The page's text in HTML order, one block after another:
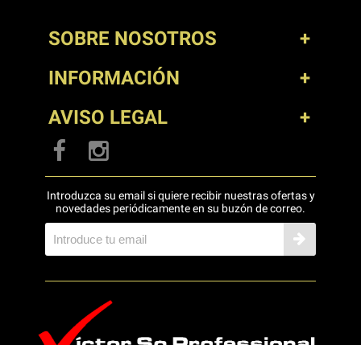
SOBRE NOSOTROS
INFORMACIÓN
AVISO LEGAL
Introduzca su email si quiere recibir nuestras ofertas y
novedades periódicamente en su buzón de correo.